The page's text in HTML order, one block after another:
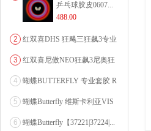
乒乓球胶皮0607...
488.00
2
红双喜DHS 狂飚三狂飙3专业
3
红双喜尼傲NEO狂飙3尼奥狂
4
蝴蝶BUTTERFLY 专业套胶 R
5
蝴蝶Butterfly 维斯卡利亚VIS
6
蝴蝶Butterfly【37221|37224|...